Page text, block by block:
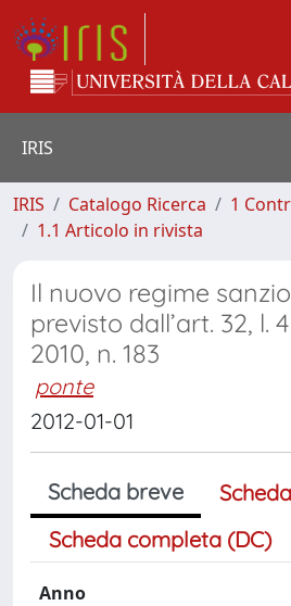
IRIS
IRIS Catalogo Ricerca
1
1.1 Articolo in rivista
Il nuovo regime
previsto dall’art. 32, l.
2010, n. 183
ponte
2012-01-01
Scheda breve
Scheda completa (DC)
Anno